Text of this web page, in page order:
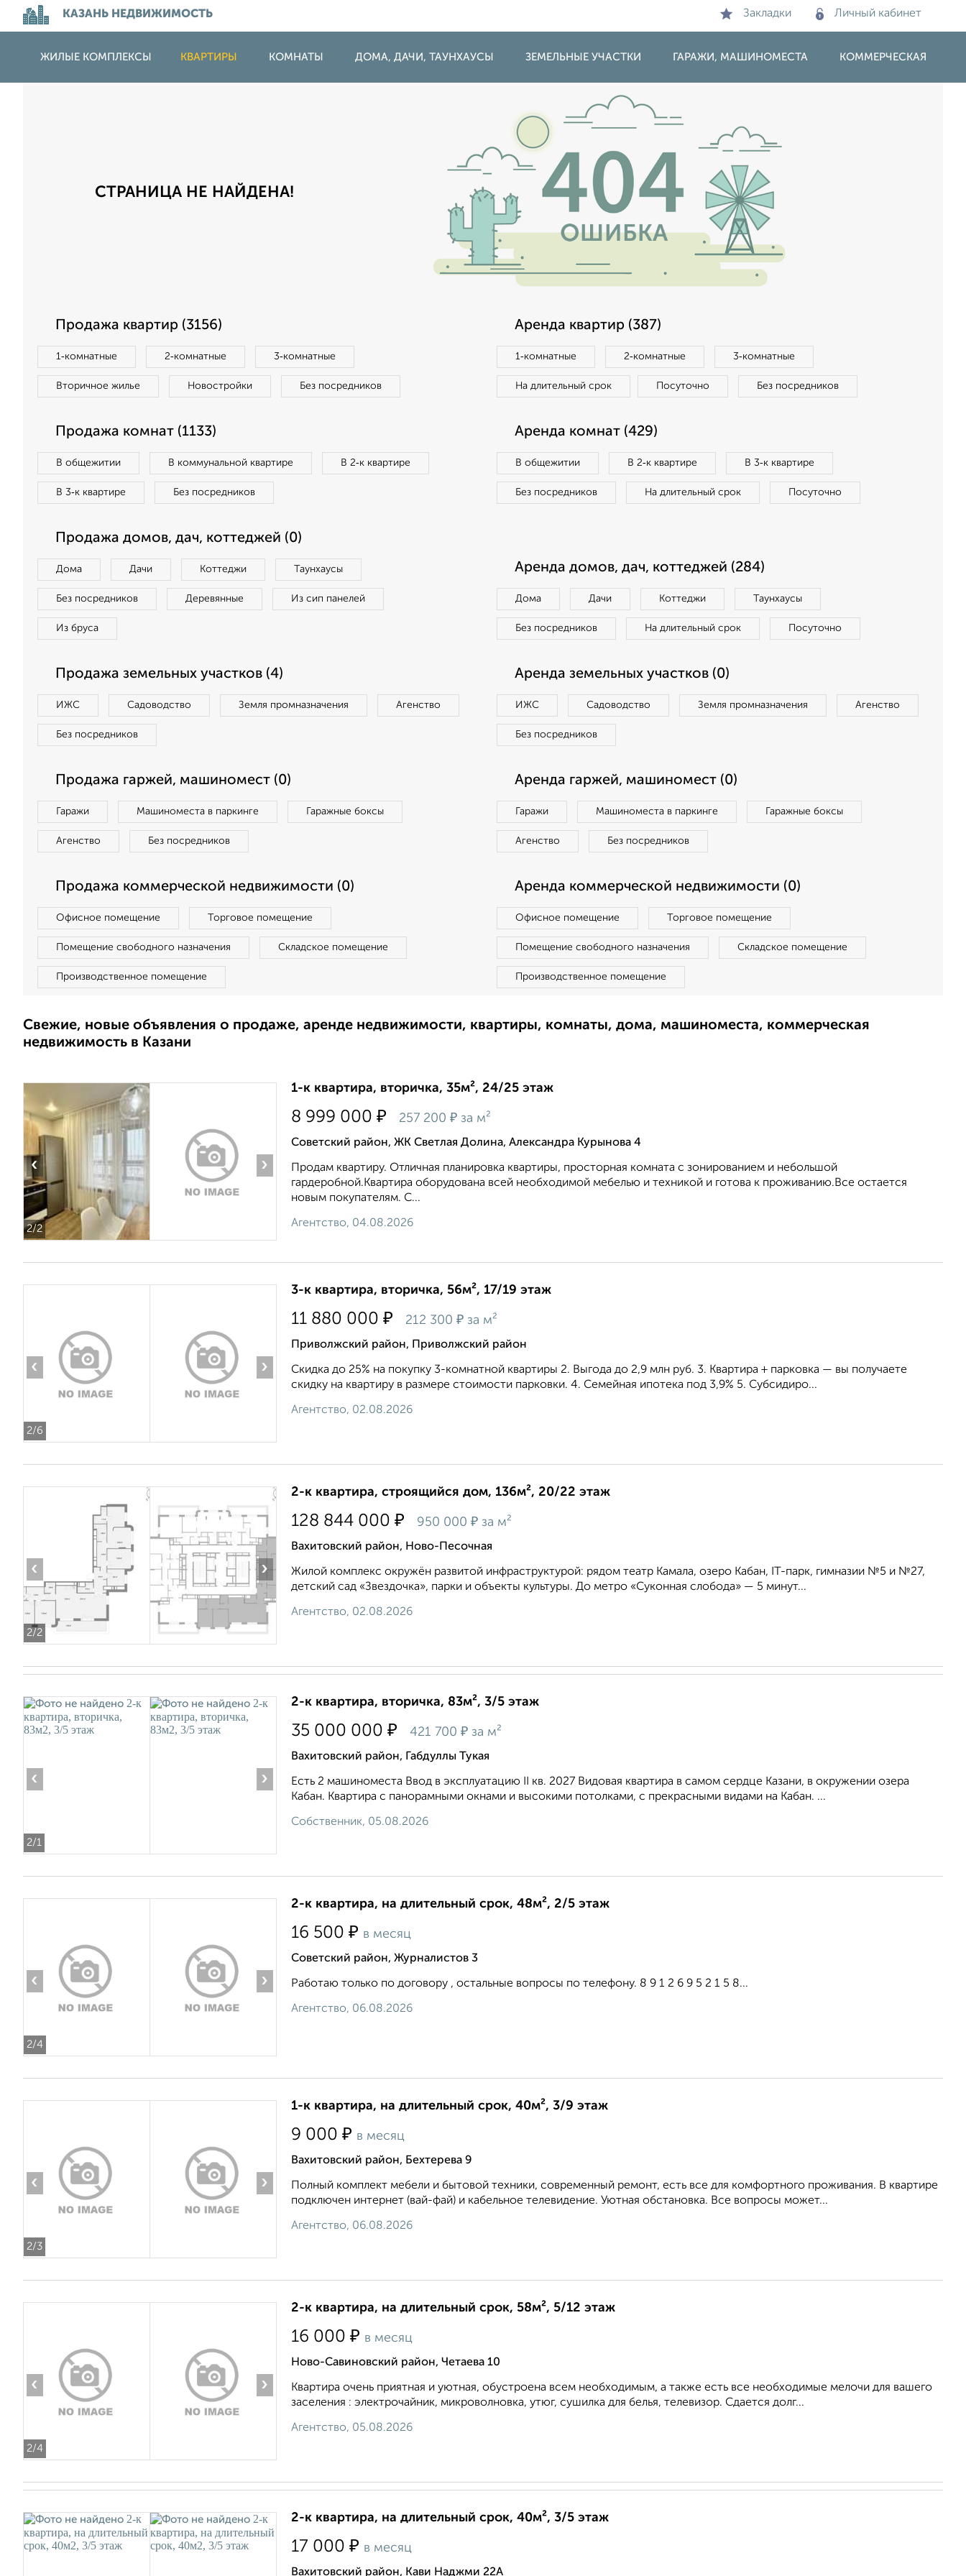
КАЗАНЬ НЕДВИЖИМОСТЬ Закладки Личный кабинет
ЖИЛЫЕ КОМПЛЕКСЫ КВАРТИРЫ КОМНАТЫ ДОМА, ДАЧИ, ТАУНХАУСЫ ЗЕМЕЛЬНЫЕ УЧАСТКИ ГАРАЖИ, МАШИНОМЕСТА КОММЕРЧЕСКАЯ
СТРАНИЦА НЕ НАЙДЕНА!
Продажа квартир (3156)
1‑комнатные 2‑комнатные 3‑комнатные
Вторичное жилье Новостройки Без посредников
Аренда квартир (387)
1‑комнатные 2‑комнатные 3‑комнатные
На длительный срок Посуточно Без посредников
Продажа комнат (1133)
В общежитии В коммунальной квартире В 2‑к квартире
В 3‑к квартире Без посредников
Аренда комнат (429)
В общежитии В 2‑к квартире В 3‑к квартире
Без посредников На длительный срок Посуточно
Продажа домов, дач, коттеджей (0)
Дома Дачи Коттеджи Таунхаусы
Без посредников Деревянные Из сип панелей
Из бруса
Аренда домов, дач, коттеджей (284)
Дома Дачи Коттеджи Таунхаусы
Без посредников На длительный срок Посуточно
Продажа земельных участков (4)
ИЖС Садоводство Земля промназначения Агенство
Без посредников
Аренда земельных участков (0)
ИЖС Садоводство Земля промназначения Агенство
Без посредников
Продажа гаржей, машиномест (0)
Гаражи Машиноместа в паркинге Гаражные боксы
Агенство Без посредников
Аренда гаржей, машиномест (0)
Гаражи Машиноместа в паркинге Гаражные боксы
Агенство Без посредников
Продажа коммерческой недвижимости (0)
Офисное помещение Торговое помещение
Помещение свободного назначения Складское помещение
Производственное помещение
Аренда коммерческой недвижимости (0)
Офисное помещение Торговое помещение
Помещение свободного назначения Складское помещение
Производственное помещение
Свежие, новые объявления о продаже, аренде недвижимости, квартиры, комнаты, дома, машиноместа, коммерческая
недвижимость в Казани
2/2
‹ ›
1-к квартира, вторичка, 35м², 24/25 этаж
8 999 000 ₽ 257 200 ₽ за м²
Советский район, ЖК Светлая Долина, Александра Курынова 4
Продам квартиру. Отличная планировка квартиры, просторная комната с зонированием и небольшой
гардеробной.Квартира оборудована всей необходимой мебелью и техникой и готова к проживанию.Все остается
новым покупателям. С...
Агентство, 04.08.2026
2/6
‹ ›
3-к квартира, вторичка, 56м², 17/19 этаж
11 880 000 ₽ 212 300 ₽ за м²
Приволжский район, Приволжский район
Скидка до 25% на покупку 3-комнатной квартиры 2. Выгода до 2,9 млн руб. 3. Квартира + парковка — вы получаете
скидку на квартиру в размере стоимости парковки. 4. Семейная ипотека под 3,9% 5. Субсидиро...
Агентство, 02.08.2026
2/2
‹ ›
2-к квартира, строящийся дом, 136м², 20/22 этаж
128 844 000 ₽ 950 000 ₽ за м²
Вахитовский район, Ново-Песочная
Жилой комплекс окружён развитой инфраструктурой: рядом театр Камала, озеро Кабан, IT-парк, гимназии №5 и №27,
детский сад «Звездочка», парки и объекты культуры. До метро «Суконная слобода» — 5 минут...
Агентство, 02.08.2026
2/1
‹ ›
2-к квартира, вторичка, 83м², 3/5 этаж
35 000 000 ₽ 421 700 ₽ за м²
Вахитовский район, Габдуллы Тукая
Есть 2 машиноместа Ввод в эксплуатацию II кв. 2027 Видовая квартира в самом сердце Казани, в окружении озера
Кабан. Квартира с панорамными окнами и высокими потолками, с прекрасными видами на Кабан. ...
Собственник, 05.08.2026
2/4
‹ ›
2-к квартира, на длительный срок, 48м², 2/5 этаж
16 500 ₽ в месяц
Советский район, Журналистов 3
Работаю только по договору , остальные вопросы по телефону. 8 9 1 2 6 9 5 2 1 5 8...
Агентство, 06.08.2026
2/3
‹ ›
1-к квартира, на длительный срок, 40м², 3/9 этаж
9 000 ₽ в месяц
Вахитовский район, Бехтерева 9
Полный комплект мебели и бытовой техники, современный ремонт, есть все для комфортного проживания. В квартире
подключен интернет (вай-фай) и кабельное телевидение. Уютная обстановка. Все вопросы может...
Агентство, 06.08.2026
2/4
‹ ›
2-к квартира, на длительный срок, 58м², 5/12 этаж
16 000 ₽ в месяц
Ново-Савиновский район, Четаева 10
Квартира очень приятная и уютная, обустроена всем необходимым, а также есть все необходимые мелочи для вашего
заселения : электрочайник, микроволновка, утюг, сушилка для белья, телевизор. Сдается долг...
Агентство, 05.08.2026
2-к квартира, на длительный срок, 40м², 3/5 этаж
17 000 ₽ в месяц
Вахитовский район, Кави Наджми 22А